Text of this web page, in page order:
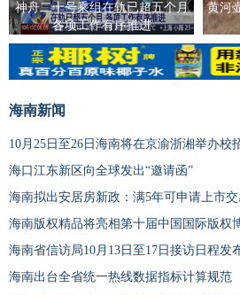
神舟二十号乘组在轨已超五个月
各项工作有序推进
黄河
海南新闻
10月25日至26日海南将在京渝浙湘举办校
海口江东新区向全球发出“邀请函”
海南拟出安居房新政：满5年可申请上市交
海南版权精品将亮相第十届中国国际版权
海南省信访局10月13日至17日接访日程发
海南出台全省统一热线数据指标计算规范